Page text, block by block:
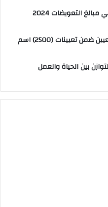
التعويضات 2024
تعيينات (2500) اسم
بين الحياة والعمل